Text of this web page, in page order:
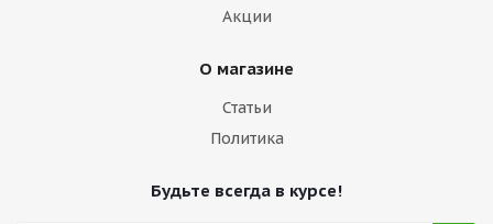
Акции
О магазине
Статьи
Политика
Будьте всегда в курсе!